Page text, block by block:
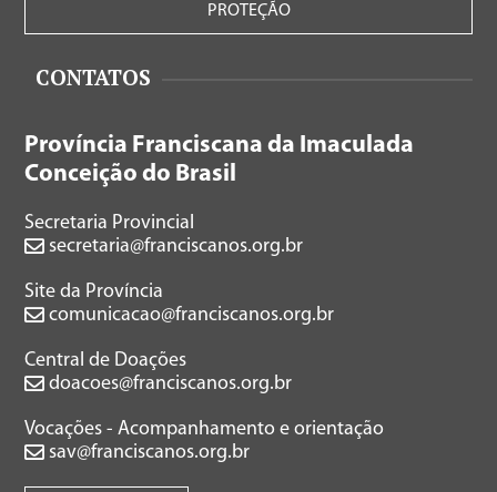
PROTEÇÃO
CONTATOS
Província Franciscana da Imaculada
Conceição do Brasil
Secretaria Provincial
secretaria@franciscanos.org.br
Site da Província
comunicacao@franciscanos.org.br
Central de Doações
doacoes@franciscanos.org.br
Vocações - Acompanhamento e orientação
sav@franciscanos.org.br